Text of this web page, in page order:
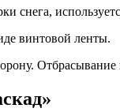
снега,
винтовой ленты.